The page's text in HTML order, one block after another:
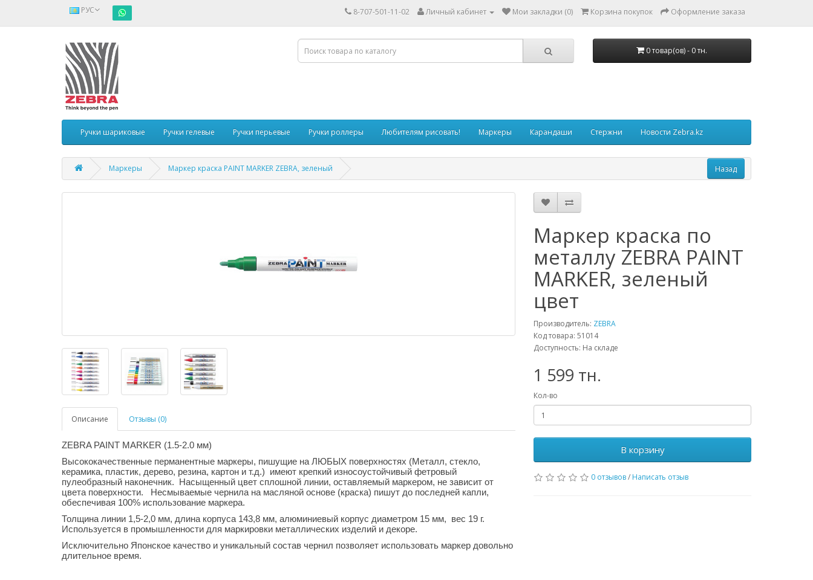
РУС 8-707-501-11-02 Личный кабинет Мои закладки (0) Корзина покупок Оформление заказа
0 товар(ов) - 0 тн.
Ручки шариковые Ручки гелевые Ручки перьевые Ручки роллеры Любителям рисовать! Маркеры Карандаши Стержни Новости Zebra.kz
Маркеры Маркер краска PAINT MARKER ZEBRA, зеленый
Описание Отзывы (0)
ZEBRA PAINT MARKER (1.5-2.0 мм)
Высококачественные перманентные маркеры, пишущие на ЛЮБЫХ поверхностях (Металл, стекло,
керамика, пластик, дерево, резина, картон и т.д.) имеют крепкий износоустойчивый фетровый
пулеобразный наконечник. Насыщенный цвет сплошной линии, оставляемый маркером, не зависит от
цвета поверхности. Несмываемые чернила на масляной основе (краска) пишут до последней капли,
обеспечивая 100% использование маркера.
Толщина линии 1,5-2,0 мм, длина корпуса 143,8 мм, алюминиевый корпус диаметром 15 мм, вес 19 г.
Используется в промышленности для маркировки металлических изделий и декоре.
Исключительно Японское качество и уникальный состав чернил позволяет использовать маркер довольно
длительное время.
Маркер краска по
металлу ZEBRA PAINT
MARKER, зеленый
цвет
Производитель: ZEBRA
Код товара: 51014
Доступность: На складе
1 599 тн.
Кол-во
В корзину
0 отзывов/ Написать отзыв